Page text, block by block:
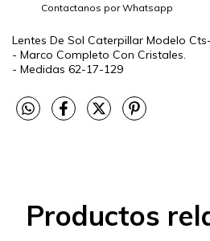
Contactanos por Whatsapp
Lentes De Sol Caterpillar Modelo
- Marco Completo Con Cristales.
- Medidas 62-17-129
Productos